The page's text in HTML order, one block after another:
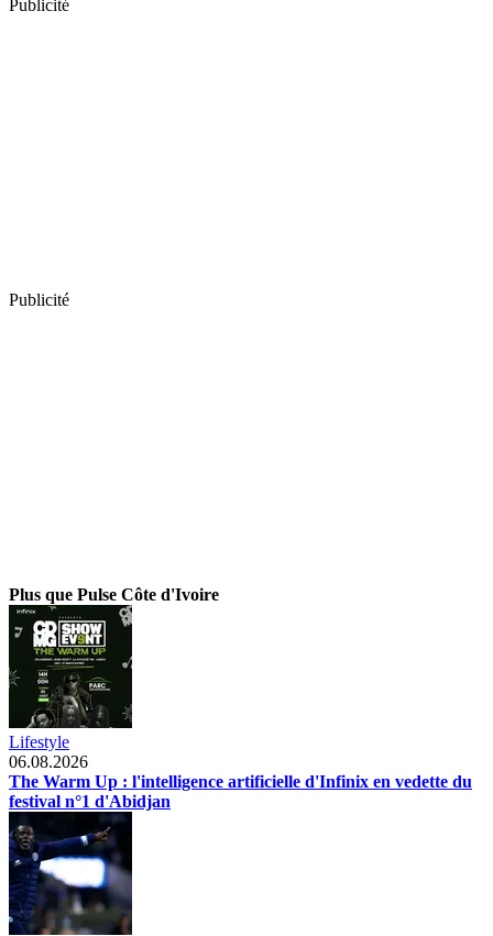
Publicité
Publicité
Plus que Pulse Côte d'Ivoire
Lifestyle
06.08.2026
The Warm Up : l'intelligence artificielle d'Infinix en vedette du
festival n°1 d'Abidjan